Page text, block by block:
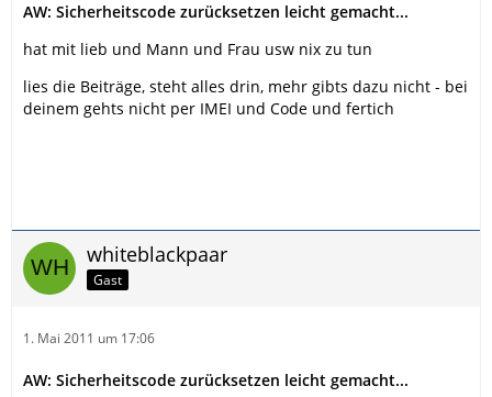
AW: Sicherheitscode zurücksetzen leicht gemacht...
hat mit lieb und Mann und Frau usw nix zu tun
lies die Beiträge, steht alles drin, mehr gibts dazu nicht - bei
deinem gehts nicht per IMEI und Code und fertich
whiteblackpaar
Gast
1. Mai 2011 um 17:06
AW: Sicherheitscode zurücksetzen leicht gemacht...